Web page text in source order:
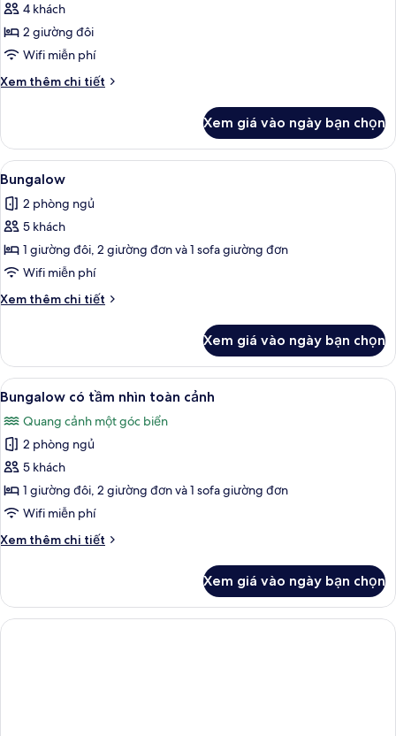
4 khách
2 giường đôi
Wifi miễn phí
Xem thêm chi tiết
Chi
Lều,
phòng
(Glamping)
Xem giá vào ngày bạn chọn
Xem
tất
cả
ảnh
Bungalow
Bungalow | 1 phòng ngủ, truy cập
6
Bungalow
2 phòng ngủ
5 khách
1 giường đôi, 2 giường đơn và 1 sofa giường đơn
Wifi miễn phí
Xem thêm chi tiết
Chi
Bungalow
Xem giá vào ngày bạn chọn
Xem
tất
cả
ảnh
Bungalow
có
tầm
toàn
Bungalow có tầm nhìn toàn cảnh |
7
Bungalow có tầm nhìn toàn cảnh
Quang cảnh một góc biển
2 phòng ngủ
5 khách
1 giường đôi, 2 giường đơn và 1 sofa giường đơn
Wifi miễn phí
Xem thêm chi tiết
Chi
Bungalow
có
tầm
Xem giá vào ngày bạn chọn